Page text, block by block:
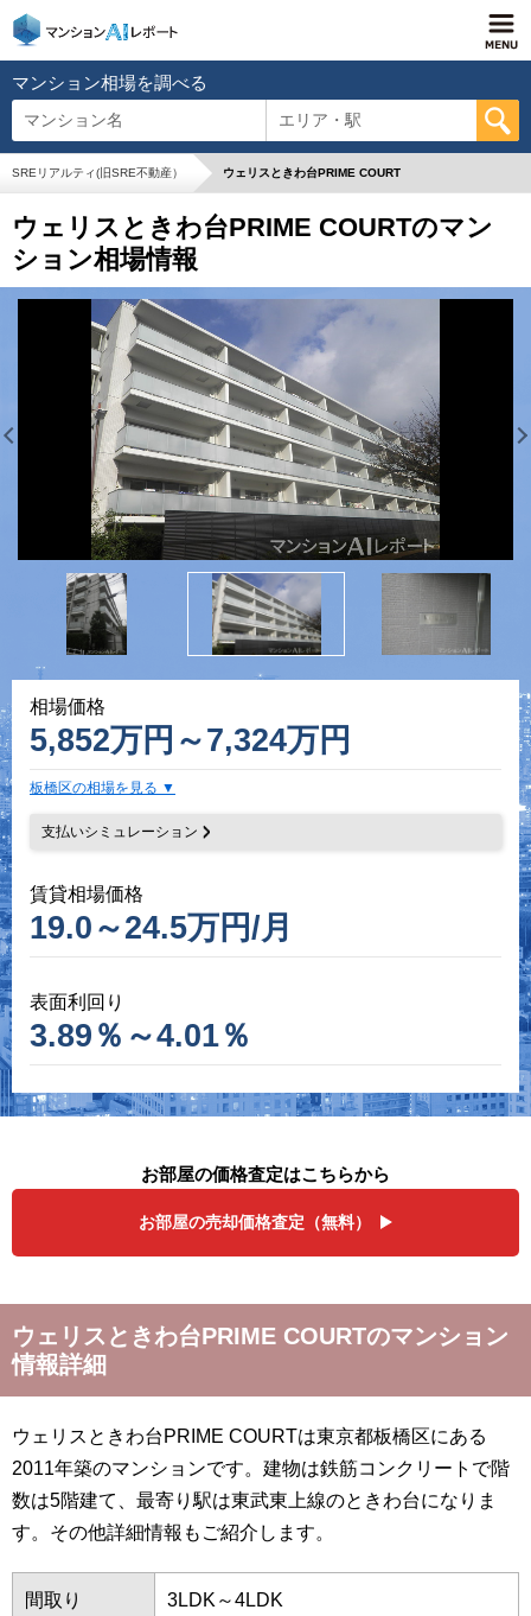
マンション相場を調べる
マンション名 エリア・駅
SREリアルティ(旧SRE不動産） ウェリスときわ台PRIME COURT
ウェリスときわ台PRIME COURTのマン
ション相場情報
相場価格
5,852万円～7,324万円
板橋区の相場を見る
支払いシミュレーション
賃貸相場価格
19.0～24.5万円/月
表面利回り
3.89％～4.01％
お部屋の価格査定はこちらから
お部屋の売却価格査定（無料）
ウェリスときわ台PRIME COURTのマンション
情報詳細
ウェリスときわ台PRIME COURTは東京都板橋区にある
2011年築のマンションです。建物は鉄筋コンクリートで階
数は5階建て、最寄り駅は東武東上線のときわ台になりま
す。その他詳細情報もご紹介します。
間取り 3LDK～4LDK